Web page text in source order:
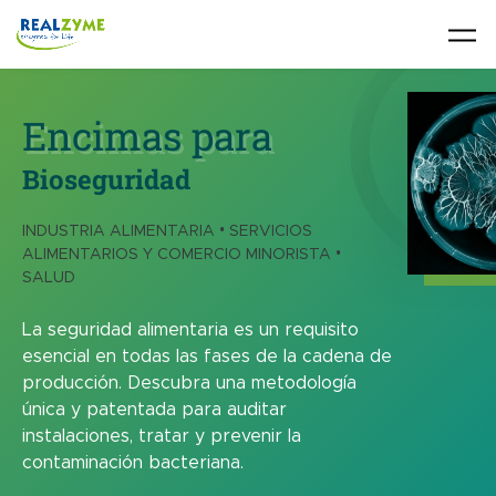
Encimas para
Bioseguridad
INDUSTRIA ALIMENTARIA • SERVICIOS
ALIMENTARIOS Y COMERCIO MINORISTA •
SALUD
La seguridad alimentaria es un requisito
esencial en todas las fases de la cadena de
producción. Descubra una metodología
única y patentada para auditar
instalaciones, tratar y prevenir la
contaminación bacteriana.